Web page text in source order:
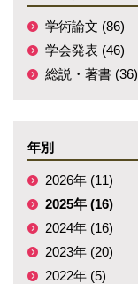
学術論文 (86)
学会発表 (46)
総説・著書 (36)
年別
2026年 (11)
2025年 (16)
2024年 (16)
2023年 (20)
2022年 (5)